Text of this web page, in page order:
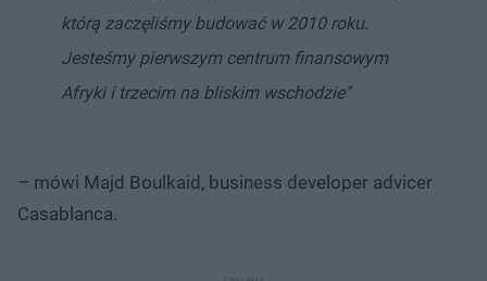
którą zaczęliśmy budować w 2010 roku.
Jesteśmy pierwszym centrum finansowym
Afryki i trzecim na bliskim wschodzie"
– mówi Majd Boulkaid, business developer advicer
Casablanca.